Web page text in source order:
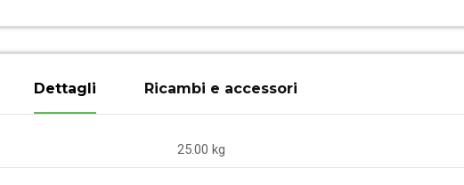
Dettagli Ricambi e accessori
25.00 kg